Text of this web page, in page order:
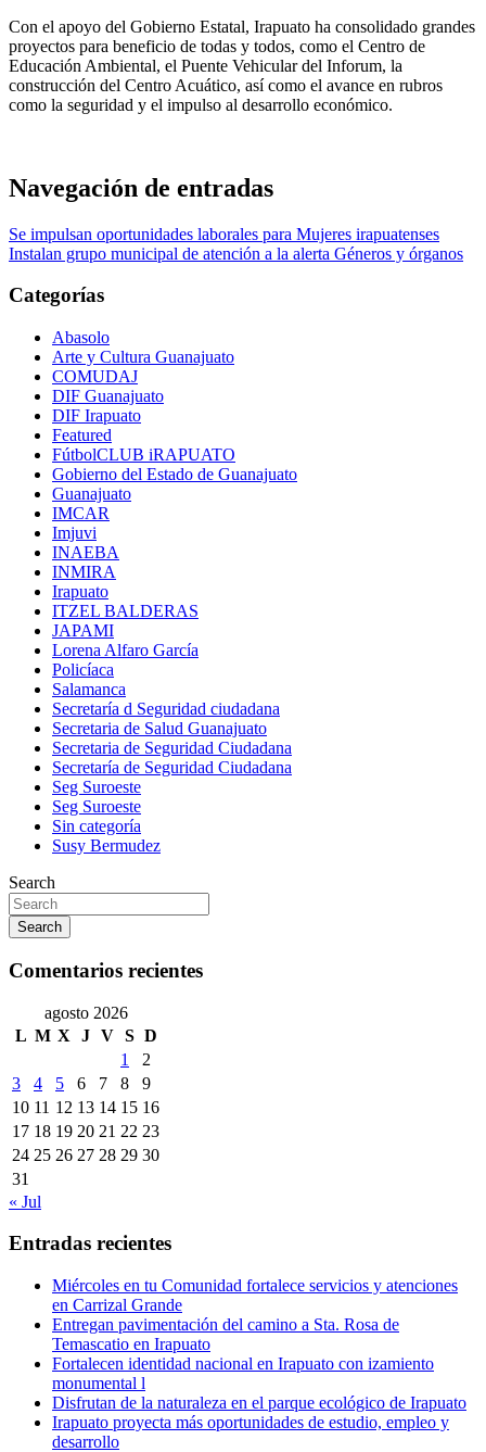
Con el apoyo del Gobierno Estatal, Irapuato ha consolidado grandes
proyectos para beneficio de todas y todos, como el Centro de
Educación Ambiental, el Puente Vehicular del Inforum, la
construcción del Centro Acuático, así como el avance en rubros
como la seguridad y el impulso al desarrollo económico.
Navegación de entradas
Se impulsan oportunidades laborales para Mujeres irapuatenses
Instalan grupo municipal de atención a la alerta Géneros y órganos
Categorías
Abasolo
Arte y Cultura Guanajuato
COMUDAJ
DIF Guanajuato
DIF Irapuato
Featured
FútbolCLUB iRAPUATO
Gobierno del Estado de Guanajuato
Guanajuato
IMCAR
Imjuvi
INAEBA
INMIRA
Irapuato
ITZEL BALDERAS
JAPAMI
Lorena Alfaro García
Policíaca
Salamanca
Secretaría d Seguridad ciudadana
Secretaria de Salud Guanajuato
Secretaria de Seguridad Ciudadana
Secretaría de Seguridad Ciudadana
Seg Suroeste
Seg Suroeste
Sin categoría
Susy Bermudez
Search
Search
Comentarios recientes
agosto 2026
L M X J V S D
1
2
3
4 5 6 7 8
9
10 11 12 13 14 15 16
17 18 19 20 21 22 23
24 25 26 27 28 29 30
31
« Jul
Entradas recientes
Miércoles en tu Comunidad fortalece servicios y atenciones
en Carrizal Grande
Entregan pavimentación del camino a Sta. Rosa de
Temascatio en Irapuato
Fortalecen identidad nacional en Irapuato con izamiento
monumental l
Disfrutan de la naturaleza en el parque ecológico de Irapuato
Irapuato proyecta más oportunidades de estudio, empleo y
desarrollo